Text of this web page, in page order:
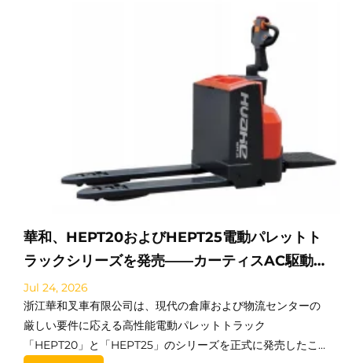
華和、HEPT20およびHEPT25電動パレットト
ラックシリーズを発売――カーティスAC駆動シ
ステムと産業用レベルの信頼性を実現
Jul 24, 2026
浙江華和叉車有限公司は、現代の倉庫および物流センターの
厳しい要件に応える高性能電動パレットトラック
「HEPT20」と「HEPT25」のシリーズを正式に発売したこ